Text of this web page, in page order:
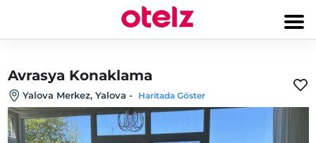
Avrasya Konaklama
Yalova Merkez, Yalova - Haritada Göster